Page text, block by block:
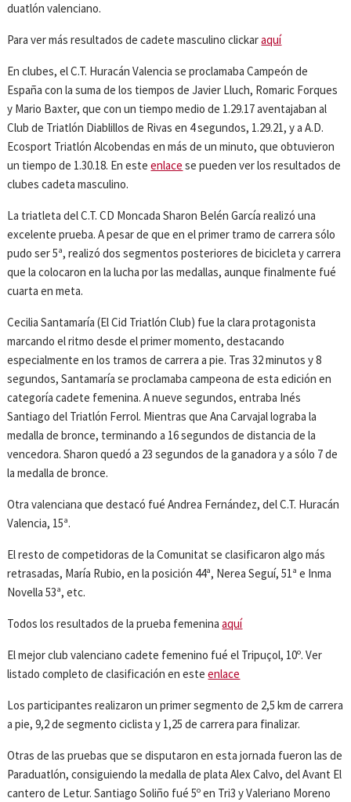
duatlón valenciano.
Para ver más resultados de cadete masculino clickaraquí
En clubes, el C.T. Huracán Valencia se proclamaba Campeón de
España con la suma de los tiempos de Javier Lluch, Romaric Forques
y Mario Baxter, que con un tiempo medio de 1.29.17 aventajaban al
Club de Triatlón Diablillos de Rivas en 4 segundos, 1.29.21, y a A.D.
Ecosport Triatlón Alcobendas en más de un minuto, que obtuvieron
un tiempo de 1.30.18. En esteenlace se pueden ver los resultados de
clubes cadeta masculino.
La triatleta del C.T. CD Moncada Sharon Belén García realizó una
excelente prueba. A pesar de que en el primer tramo de carrera sólo
pudo ser 5ª, realizó dos segmentos posteriores de bicicleta y carrera
que la colocaron en la lucha por las medallas, aunque finalmente fué
cuarta en meta.
Cecilia Santamaría (El Cid Triatlón Club) fue la clara protagonista
marcando el ritmo desde el primer momento, destacando
especialmente en los tramos de carrera a pie. Tras 32 minutos y 8
segundos, Santamaría se proclamaba campeona de esta edición en
categoría cadete femenina. A nueve segundos, entraba Inés
Santiago del Triatlón Ferrol. Mientras que Ana Carvajal lograba la
medalla de bronce, terminando a 16 segundos de distancia de la
vencedora. Sharon quedó a 23 segundos de la ganadora y a sólo 7 de
la medalla de bronce.
Otra valenciana que destacó fué Andrea Fernández, del C.T. Huracán
Valencia, 15ª.
El resto de competidoras de la Comunitat se clasificaron algo más
retrasadas, María Rubio, en la posición 44ª, Nerea Seguí, 51ª e Inma
Novella 53ª, etc.
Todos los resultados de la prueba femeninaaquí
El mejor club valenciano cadete femenino fué el Tripuçol, 10º. Ver
listado completo de clasificación en esteenlace
Los participantes realizaron un primer segmento de 2,5 km de carrera
a pie, 9,2 de segmento ciclista y 1,25 de carrera para finalizar.
Otras de las pruebas que se disputaron en esta jornada fueron las de
Paraduatlón, consiguiendo la medalla de plata Alex Calvo, del Avant El
cantero de Letur. Santiago Soliño fué 5º en Tri3 y Valeriano Moreno